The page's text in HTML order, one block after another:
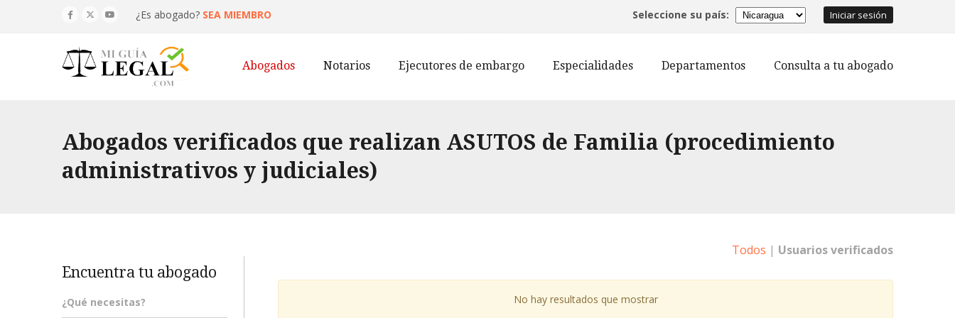
¿Es abogado? SEA MIEMBRO Iniciar sesión
Seleccione su país:
Abogados Notarios Ejecutores de embargo Especialidades Departamentos Consulta a tu abogado
Abogados verificados que realizan ASUTOS de Familia (procedimiento
administrativos y judiciales)
Encuentra tu abogado
¿Qué necesitas?
Todos | Usuarios verificados
No hay resultados que mostrar